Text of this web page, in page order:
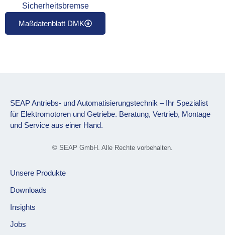
Sicherheitsbremse
Maßdatenblatt DMK
SEAP Antriebs- und Automatisierungstechnik – Ihr Spezialist
für Elektromotoren und Getriebe. Beratung, Vertrieb, Montage
und Service aus einer Hand.
© SEAP GmbH. Alle Rechte vorbehalten.
Unsere Produkte
Downloads
Insights
Jobs